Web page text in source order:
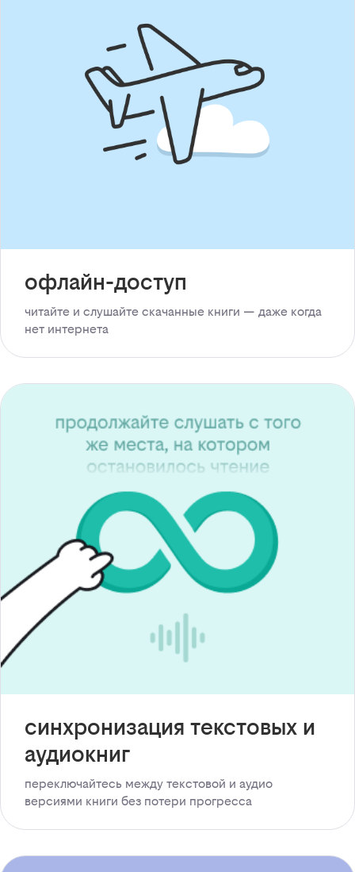
офлайн-доступ
читайте и слушайте скачанные книги — даже когда
нет интернета
синхронизация текстовых и
аудиокниг
переключайтесь между текстовой и аудио
версиями книги без потери прогресса